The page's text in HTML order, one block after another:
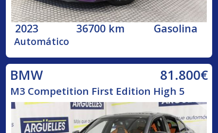
2023 36700 km Gasolina
Automático
BMW 81.800€
M3 Competition First Edition High 5